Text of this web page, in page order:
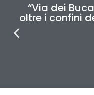
“Via dei
oltre i confini